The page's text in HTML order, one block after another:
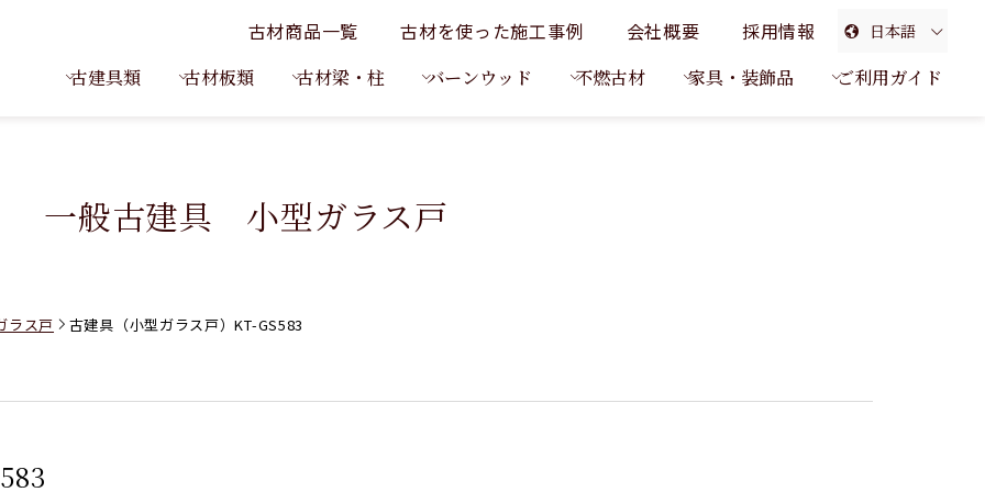
古建具類 古材板類 古材梁・柱 バーンウッド 不燃古材 家具・装飾品 ご利用ガイド
古材商品一覧 古材を使った施工事例 会社概要 採用情報
日本語
English
一般古建具 小型ガラス戸
ラス戸 古建具（小型ガラス戸）KT-GS583